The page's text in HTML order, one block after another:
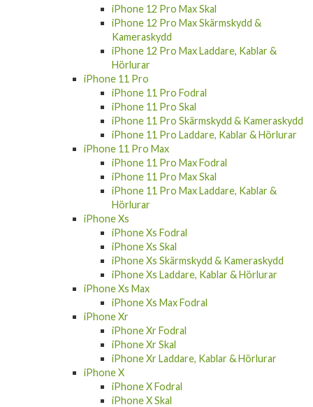
iPhone 12 Pro Max Skärmskydd &
Kameraskydd
iPhone 12 Pro Max Laddare, Kablar &
Hörlurar
iPhone 11 Pro
iPhone 11 Pro Fodral
iPhone 11 Pro Skal
iPhone 11 Pro Skärmskydd & Kameraskydd
iPhone 11 Pro Laddare, Kablar & Hörlurar
iPhone 11 Pro Max
iPhone 11 Pro Max Fodral
iPhone 11 Pro Max Skal
iPhone 11 Pro Max Laddare, Kablar &
Hörlurar
iPhone Xs
iPhone Xs Fodral
iPhone Xs Skal
iPhone Xs Skärmskydd & Kameraskydd
iPhone Xs Laddare, Kablar & Hörlurar
iPhone Xs Max
iPhone Xs Max Fodral
iPhone Xr
iPhone Xr Fodral
iPhone Xr Skal
iPhone Xr Laddare, Kablar & Hörlurar
iPhone X
iPhone X Fodral
iPhone X Skal
iPhone X Skärmskydd & Kameraskydd